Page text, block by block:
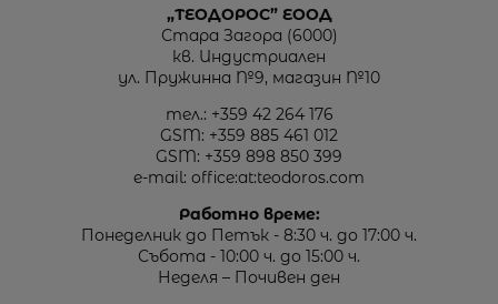
„ТЕОДОРОС” ЕООД
Стара Загора (6000)
кв. Индустриален
ул. Пружинна №9, магазин №10
тел.: +359 42 264 176
GSM: +359 885 461 012
GSM: +359 898 850 399
e-mail: office:at:teodoros.com
Работно време:
Понеделник до Петък - 8:30 ч. до 17:00 ч.
Събота - 10:00 ч. до 15:00 ч.
Неделя – Почивен ден